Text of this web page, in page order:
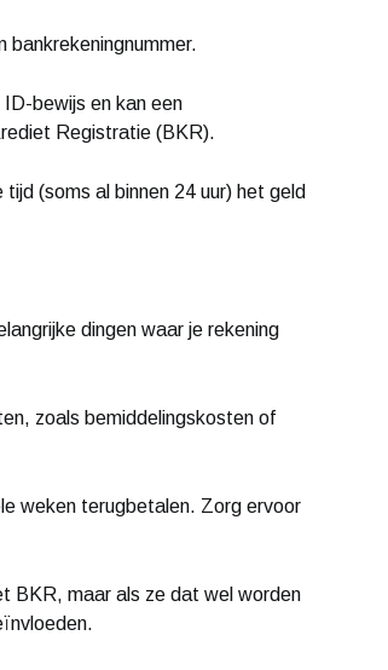
bankrekeningnummer.
bewijs en kan een
Registratie (BKR).
(soms al binnen 24 uur) het geld
dingen waar je rekening
zoals bemiddelingskosten of
weken terugbetalen. Zorg ervoor
BKR, maar als ze dat wel worden